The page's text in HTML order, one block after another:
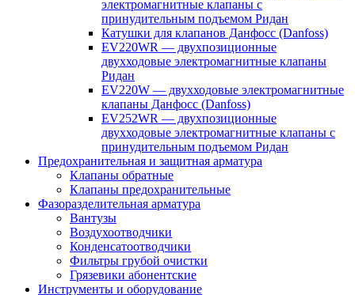
электромагнитные клапаны с
принудительным подъемом Ридан
Катушки для клапанов Данфосс (Danfoss)
EV220WR — двухпозиционные
двухходовые электромагнитные клапаны
Ридан
EV220W — двухходовые электромагнитные
клапаны Данфосс (Danfoss)
EV252WR — двухпозиционные
двухходовые электромагнитные клапаны с
принудительным подъемом Ридан
Предохранительная и защитная арматура
Клапаны обратные
Клапаны предохранительные
Фазоразделительная арматура
Вантузы
Воздухоотводчики
Конденсатоотводчики
Фильтры грубой очистки
Грязевики абонентские
Инструменты и оборудование